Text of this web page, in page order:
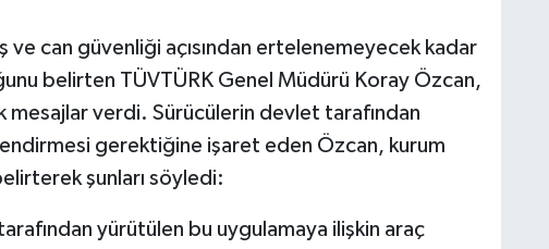
ve can güvenliği açısından ertelenemeyecek kadar
belirten TÜVTÜRK Genel Müdürü Koray Özcan,
mesajlar verdi. Sürücülerin devlet tarafından
gerektiğine işaret eden Özcan, kurum
şunları söyledi:
yürütülen bu uygulamaya ilişkin araç